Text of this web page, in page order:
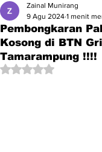
Pembongkaran
Kosong di BTN
Tamarampung !!!!
Zainal Munirang
9 Agu 2024 1 menit
Dinilai NaN dari 5